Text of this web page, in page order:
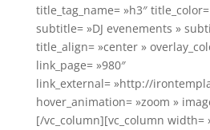
title_tag_name= »h3″
subtitle= »DJ evenements »
title_align= »center »
link_page= »980″
link_external= »http://
hover_animation= »zoom »
[/vc_column][vc_column width=